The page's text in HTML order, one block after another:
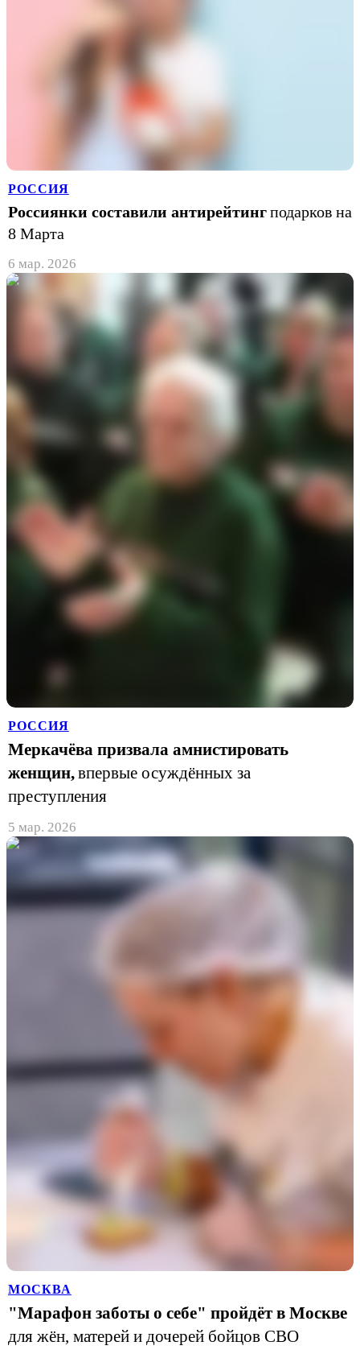
РОССИЯ
Россиянки составили антирейтингподарков на
8 Марта
6 мар. 2026
РОССИЯ
Меркачёва призвала амнистировать
женщин,впервые осуждённых за
преступления
5 мар. 2026
МОСКВА
"Марафон заботы о себе" пройдёт в Москве
для жён, матерей и дочерей бойцов СВО